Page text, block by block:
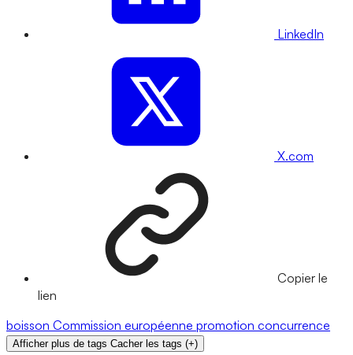
LinkedIn
X.com
Copier le
lien
boisson Commission européenne promotion concurrence
Afficher plus de tags Cacher les tags (+)